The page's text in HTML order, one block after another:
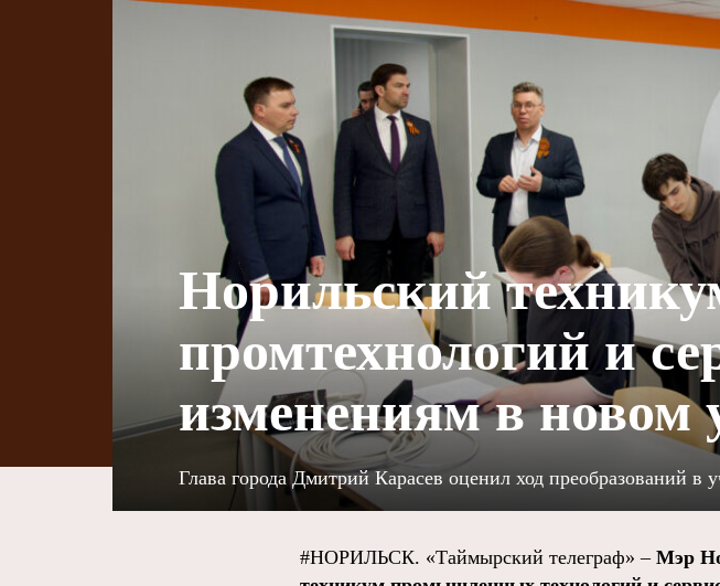
Норильский
промтехнологий и
изменениям в новом
Глава города Дмитрий Карасев оценил ход преобразований в
#НОРИЛЬСК. «Таймырский телеграф» – Мэр